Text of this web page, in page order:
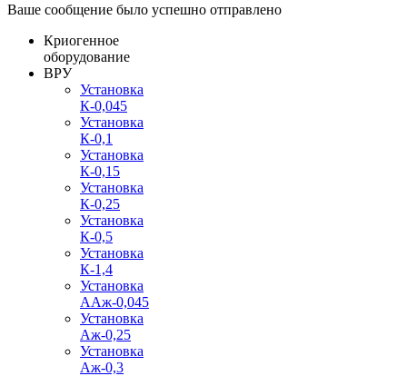
Ваше сообщение было успешно отправлено
Криогенное
оборудование
ВРУ
Установка
К-0,045
Установка
К-0,1
Установка
К-0,15
Установка
К-0,25
Установка
К-0,5
Установка
К-1,4
Установка
ААж-0,045
Установка
Аж-0,25
Установка
Аж-0,3